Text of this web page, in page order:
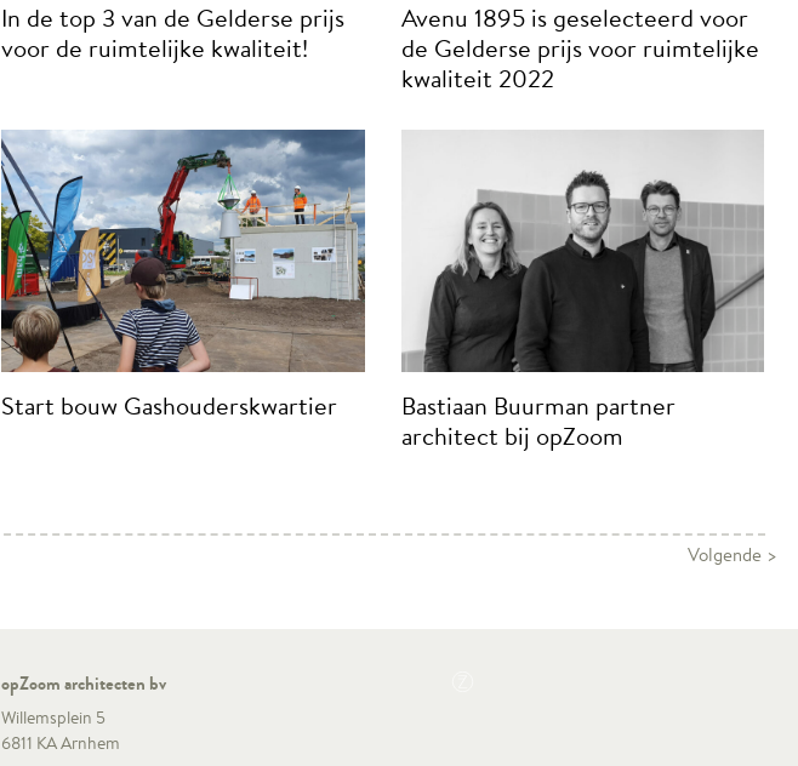
In de top 3 van de Gelderse prijs
voor de ruimtelijke kwaliteit!
Avenu 1895 is geselecteerd voor
de Gelderse prijs voor ruimtelijke
kwaliteit 2022
Start bouw Gashouderskwartier
Bastiaan Buurman partner
architect bij opZoom
Volgende >
opZoom architecten bv
Willemsplein 5
6811 KA Arnhem